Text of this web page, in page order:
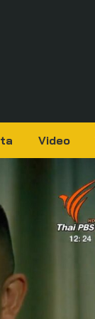
Video